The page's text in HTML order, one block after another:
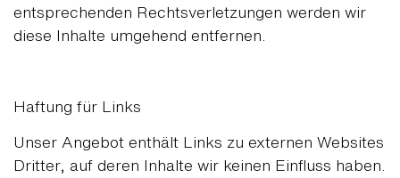
entsprechenden Rechtsverletzungen werden wir
diese Inhalte umgehend entfernen.
Haftung für Links
Unser Angebot enthält Links zu externen Websites
Dritter, auf deren Inhalte wir keinen Einfluss haben.